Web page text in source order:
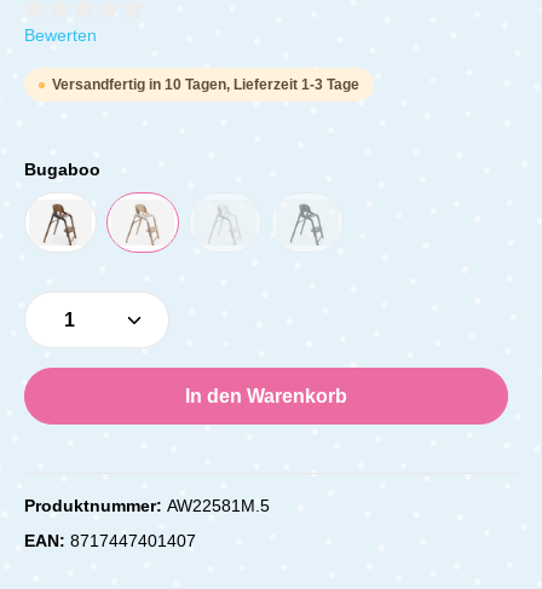
Durchschnittliche Bewertung von 0 von 5 Sternen
Bewerten
Versandfertig in 10 Tagen, Lieferzeit 1-3 Tage
Bugaboo
Produkt Anzahl: Gib den gewünschten
In den Warenkorb
Produktnummer: AW22581M.5
EAN: 8717447401407